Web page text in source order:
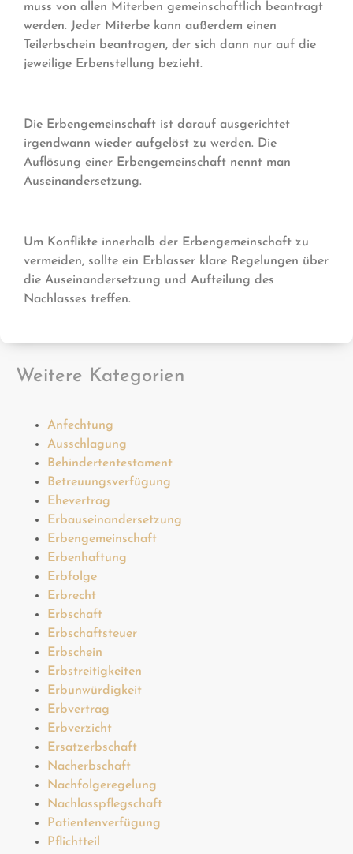
muss von allen Miterben gemeinschaftlich beantragt
werden. Jeder Miterbe kann außerdem einen
Teilerbschein beantragen, der sich dann nur auf die
jeweilige Erbenstellung bezieht.
Die Erbengemeinschaft ist darauf ausgerichtet
irgendwann wieder aufgelöst zu werden. Die
Auflösung einer Erbengemeinschaft nennt man
Auseinandersetzung.
Um Konflikte innerhalb der Erbengemeinschaft zu
vermeiden, sollte ein Erblasser klare Regelungen über
die Auseinandersetzung und Aufteilung des
Nachlasses treffen.
Weitere Kategorien
Anfechtung
Ausschlagung
Behindertentestament
Betreuungsverfügung
Ehevertrag
Erbauseinandersetzung
Erbengemeinschaft
Erbenhaftung
Erbfolge
Erbrecht
Erbschaft
Erbschaftsteuer
Erbschein
Erbstreitigkeiten
Erbunwürdigkeit
Erbvertrag
Erbverzicht
Ersatzerbschaft
Nacherbschaft
Nachfolgeregelung
Nachlasspflegschaft
Patientenverfügung
Pflichtteil